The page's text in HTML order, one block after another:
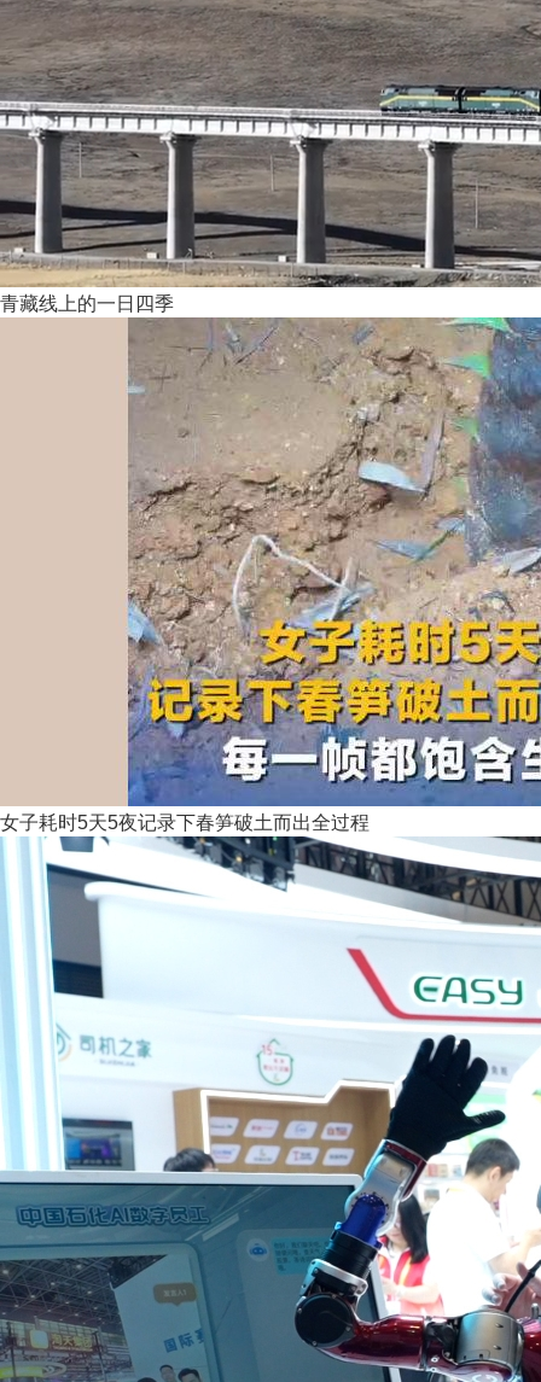
青藏线上的一日四季
女子耗时5天5夜记录下春笋破土而出全过程